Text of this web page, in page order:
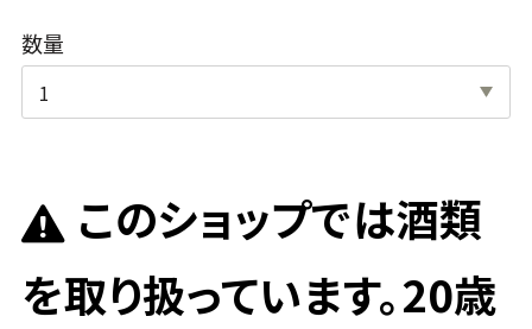
数量
このショップでは酒類
を取り扱っています。20歳